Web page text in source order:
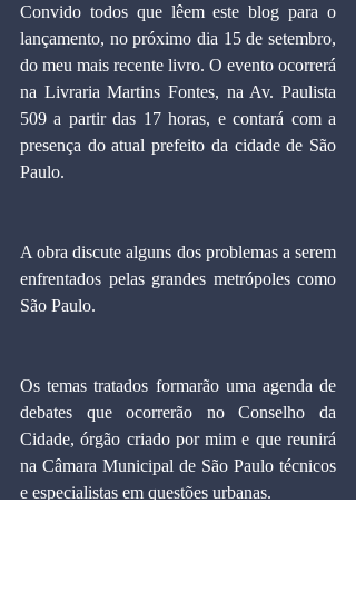
Convido todos que lêem este blog para o
lançamento, no próximo dia 15 de setembro,
do meu mais recente livro. O evento ocorrerá
na Livraria Martins Fontes, na Av. Paulista
509 a partir das 17 horas, e contará com a
presença do atual prefeito da cidade de São
Paulo.
A obra discute alguns dos problemas a serem
enfrentados pelas grandes metrópoles como
São Paulo.
Os temas tratados formarão uma agenda de
debates que ocorrerão no Conselho da
Cidade, órgão criado por mim e que reunirá
na Câmara Municipal de São Paulo técnicos
e especialistas em questões urbanas.